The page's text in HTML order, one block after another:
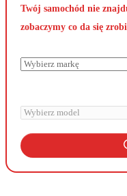
Twój samochód nie
zobaczymy co da się